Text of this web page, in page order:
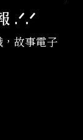
畏縮著尾
通人性的
每人的臉
以為是餓
已經恢復
.ᐟ‪‪.ᐟ
故事電子